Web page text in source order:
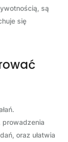
są
się
prowadzenia
oraz ułatwia